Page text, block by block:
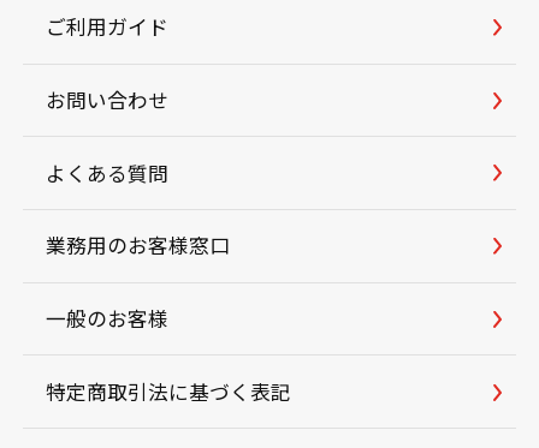
ご利用ガイド
お問い合わせ
よくある質問
業務用のお客様窓口
一般のお客様
特定商取引法に基づく表記